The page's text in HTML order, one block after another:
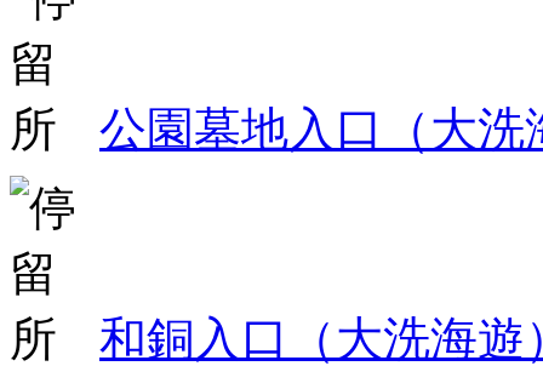
公園墓地入口（大洗
和銅入口（大洗海遊